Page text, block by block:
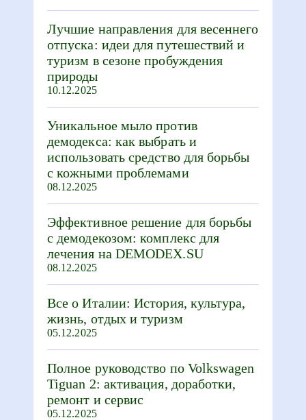
Лучшие направления для весеннего
отпуска: идеи для путешествий и
туризм в сезоне пробуждения
природы
10.12.2025
Уникальное мыло против
демодекса: как выбрать и
использовать средство для борьбы
с кожными проблемами
08.12.2025
Эффективное решение для борьбы
с демодекозом: комплекс для
лечения на DEMODEX.SU
08.12.2025
Все о Италии: История, культура,
жизнь, отдых и туризм
05.12.2025
Полное руководство по Volkswagen
Tiguan 2: активация, доработки,
ремонт и сервис
05.12.2025